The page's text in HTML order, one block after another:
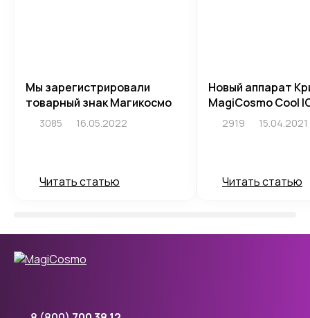
Мы зарегистрировали
товарный знак Магикосмо
3085 16.05.2022
Читать статью
Новый аппарат
MagiCosmo Cool
2919 15.04.2021
Читать статью